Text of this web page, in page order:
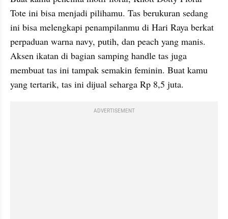
Tote ini bisa menjadi pilihamu. Tas berukuran sedang
ini bisa melengkapi penampilanmu di Hari Raya berkat
perpaduan warna navy, putih, dan peach yang manis.
Aksen ikatan di bagian samping handle tas juga
membuat tas ini tampak semakin feminin. Buat kamu
yang tertarik, tas ini dijual seharga Rp 8,5 juta.
ADVERTISEMENT